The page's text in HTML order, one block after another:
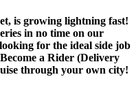
is growing lightning fast!
in no time on our
for the ideal side job
a Rider (Delivery
through your own city!